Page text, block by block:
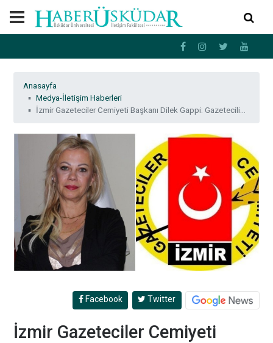
Anasayfa
Medya-İletişim Haberleri
İzmir Gazeteciler Cemiyeti Başkanı Dilek Gappi: Gazetecilik halk adına doğruları söyleme sanatıdır
Facebook Twitter
İzmir Gazeteciler Cemiyeti